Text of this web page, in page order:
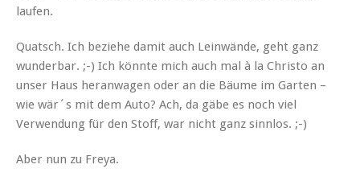
laufen.
Quatsch. Ich beziehe damit auch Leinwände, geht ganz
wunderbar. ;-) Ich könnte mich auch mal à la Christo an
unser Haus heranwagen oder an die Bäume im Garten –
wie wär´s mit dem Auto? Ach, da gäbe es noch viel
Verwendung für den Stoff, war nicht ganz sinnlos. ;-)
Aber nun zu Freya.